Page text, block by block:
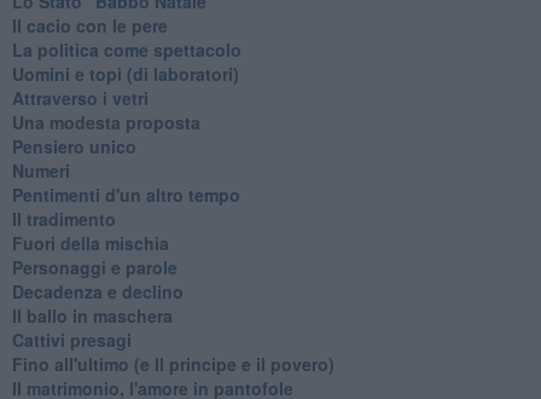
Il cacio con le pere
La politica come spettacolo
Uomini e topi (di laboratori)
Attraverso i vetri
Una modesta proposta
Pensiero unico
Numeri
Pentimenti d'un altro tempo
Il tradimento
Fuori della mischia
Personaggi e parole
Decadenza e declino
Il ballo in maschera
Cattivi presagi
Fino all'ultimo (e Il principe e il povero)
Il matrimonio, l'amore in pantofole